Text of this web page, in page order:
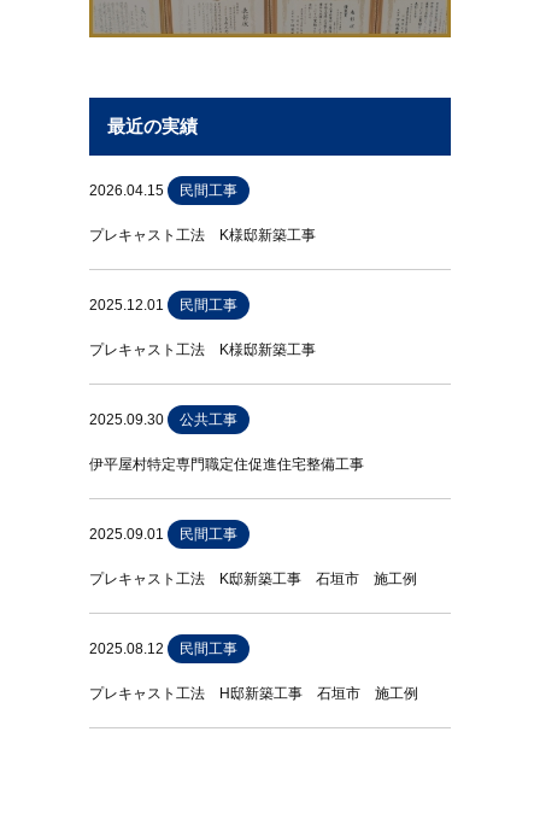
最近の実績
2026.04.15 民間工事
プレキャスト工法 K様邸新築工事
2025.12.01 民間工事
プレキャスト工法 K様邸新築工事
2025.09.30 公共工事
伊平屋村特定専門職定住促進住宅整備工事
2025.09.01 民間工事
プレキャスト工法 K邸新築工事 石垣市 施工例
2025.08.12 民間工事
プレキャスト工法 H邸新築工事 石垣市 施工例